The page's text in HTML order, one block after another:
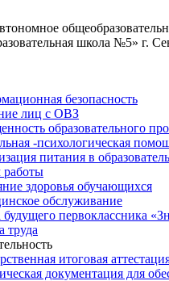
школа №5» г.
безопасность
лиц с ОВЗ
образовательного
-психологическая
питания в
здоровья обучающихся
обслуживание
первоклассника
труда
итоговая
документация для